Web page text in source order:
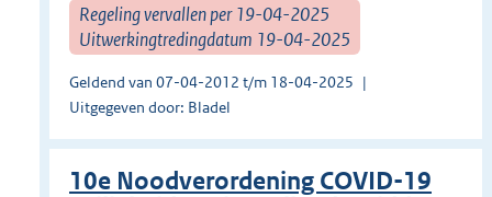
Regeling vervallen per 19-04-2025
Uitwerkingtredingdatum 19-04-2025
Geldend van 07-04-2012 t/m 18-04-2025
Uitgegeven door: Bladel
10e Noodverordening COVID-19